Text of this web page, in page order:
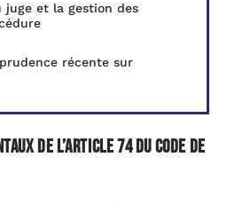
juge et la gestion des
récente sur
de l’article 74 du Code de